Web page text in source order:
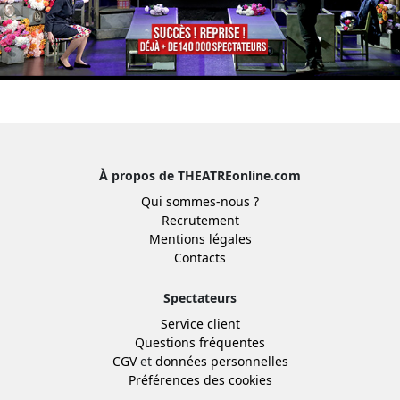
À propos de THEATREonline.com
Qui sommes-nous ?
Recrutement
Mentions légales
Contacts
Spectateurs
Service client
Questions fréquentes
CGVet données personnelles
Préférences des cookies